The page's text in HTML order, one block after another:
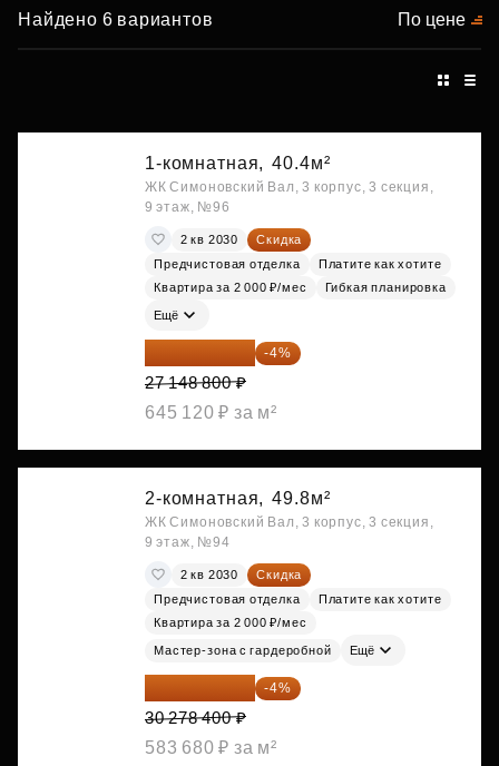
Найдено 6 вариантов По цене
1-комнатная, 40.4м²
ЖК Симоновский Вал, 3 корпус, 3 секция,
9 этаж, №96
2 кв 2030
Скидка
Предчистовая отделка
Платите как хотите
Квартира за 2 000 ₽/мес
Гибкая планировка
Ещё
26 062 848 ₽ -4%
27 148 800 ₽
645 120 ₽ за м²
2-комнатная, 49.8м²
ЖК Симоновский Вал, 3 корпус, 3 секция,
9 этаж, №94
2 кв 2030
Скидка
Предчистовая отделка
Платите как хотите
Квартира за 2 000 ₽/мес
Мастер-зона с гардеробной Ещё
29 067 264 ₽ -4%
30 278 400 ₽
583 680 ₽ за м²